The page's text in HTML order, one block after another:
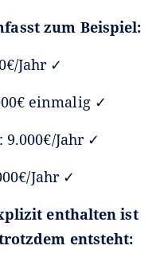
zum Beispiel:
Jahr ✓
einmalig ✓
Jahr ✓
Jahr ✓
enthalten ist
entsteht: